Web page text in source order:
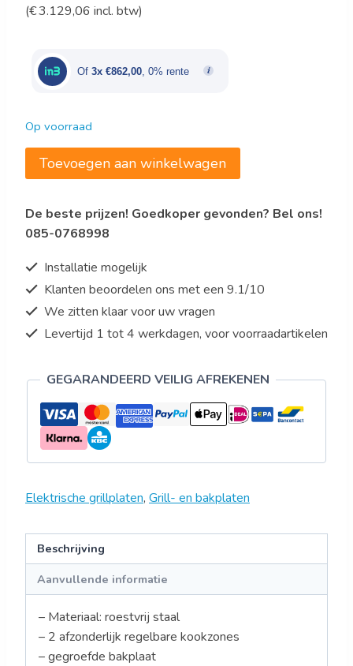
prijs
€4.310,00.
€2.586,00.
(€3.129,06 incl. btw)
Of 3x €862,00 , 0% rente
Op voorraad
Saro
Elektrische
Model
E7/KTE2BAR
Toevoegen aan winkelwagen
De beste prijzen! Goedkoper gevonden? Bel ons!
085-0768998
Installatie mogelijk
Klanten beoordelen ons met een 9.1/10
We zitten klaar voor uw vragen
Levertijd 1 tot 4 werkdagen, voor voorraadartikelen
GEGARANDEERD VEILIG AFREKENEN
Elektrische grillplaten, Grill- en bakplaten
Beschrijving
Aanvullende informatie
– Materiaal: roestvrij staal
– 2 afzonderlijk regelbare kookzones
– gegroefde bakplaat